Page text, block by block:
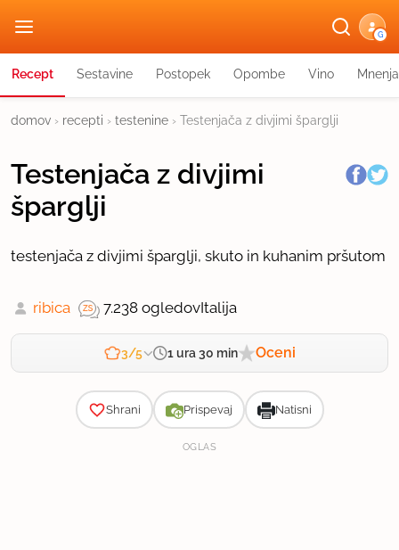
G
Recept Sestavine Postopek Opombe Vino Mnenja
domov › recepti › testenine › Testenjača z divjimi šparglji
Testenjača z divjimi
šparglji
testenjača z divjimi šparglji, skuto in kuhanim pršutom
ribica 7.238 ogledovItalija
3/5 1 ura 30 min Oceni
Shrani Prispevaj Natisni
OGLAS